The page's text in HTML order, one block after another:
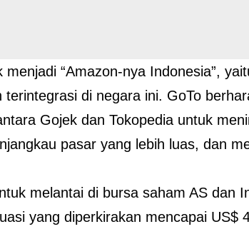
menjadi “Amazon-nya Indonesia”,
di negara ini. GoTo
Gojek dan Tokopedia untuk
pasar yang lebih luas, dan
melantai di bursa saham AS dan
yang diperkirakan mencapai US$